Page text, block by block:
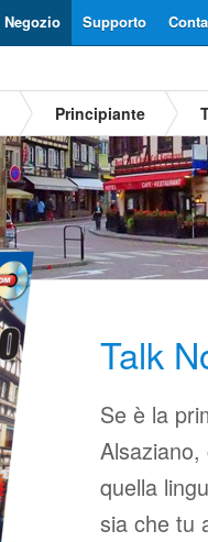
Supporto
Negozio
Principiante
Talk
Se è la
quella
sia che tu